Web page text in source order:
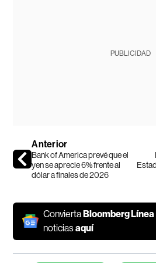
PUBLICIDAD
Anterior
Bank of America prevé que el
yen se aprecie 6% frente al
dólar a finales de 2026
ConviertaBloomberg Línea
noticiasaquí